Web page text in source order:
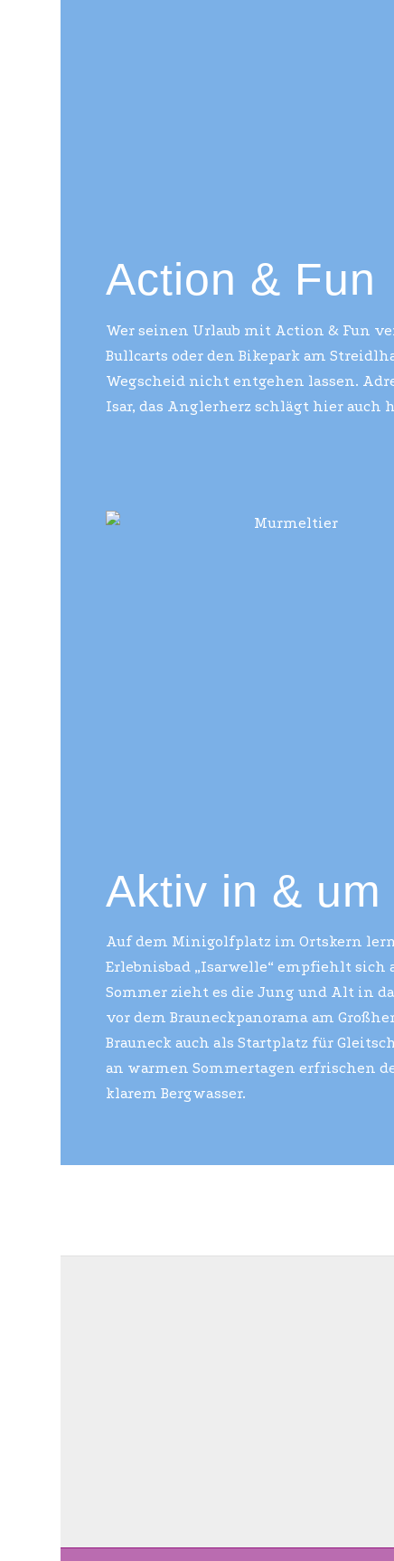
Action & Fun
Wer seinen Urlaub mit Action & Fun
Bullcarts oder den Bikepark am
Wegscheid nicht entgehen lassen.
Isar, das Anglerherz schlägt hier auch
Aktiv in &
Auf dem Minigolfplatz im Ortskern
Erlebnisbad „Isarwelle“ empfiehlt
Sommer zieht es die Jung und Alt in
vor dem Brauneckpanorama am
Brauneck auch als Startplatz für
an warmen Sommertagen erfrischen
klarem Bergwasser.